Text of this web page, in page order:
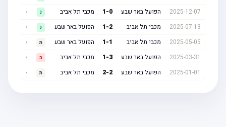
2025-12-07
הפועל באר שבע 1 מכבי תל אביב
2025-07-13
מכבי תל אביב 1 הפועל באר שבע
2025-05-05
מכבי תל אביב 1 הפועל באר שבע
2025-03-31
הפועל באר שבע 1 מכבי תל אביב
2025-01-01
הפועל באר שבע 2 מכבי תל אביב